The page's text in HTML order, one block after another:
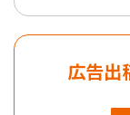
広告出